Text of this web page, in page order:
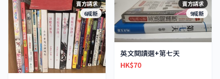
賣方請求
6成新
賣方請求
9成新
英文閱讀選+第七天
HK$70